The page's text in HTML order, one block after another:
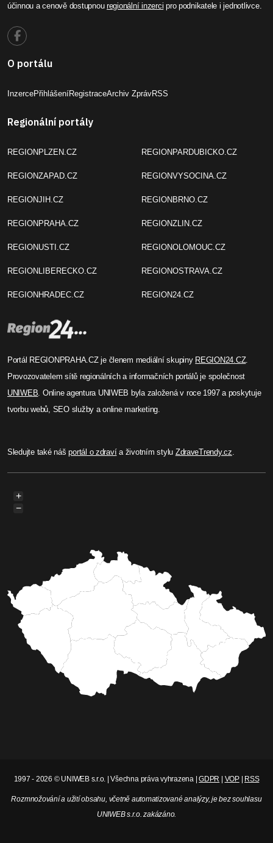
účinnou a cenově dostupnou regionální inzerci pro podnikatele i jednotlivce.
O portálu
InzercePřihlášeníRegistraceArchiv ZprávRSS
Regionální portály
REGIONPLZEN.CZ
REGIONZAPAD.CZ
REGIONJIH.CZ
REGIONPRAHA.CZ
REGIONUSTI.CZ
REGIONLIBERECKO.CZ
REGIONHRADEC.CZ
REGIONPARDUBICKO.CZ
REGIONVYSOCINA.CZ
REGIONBRNO.CZ
REGIONZLIN.CZ
REGIONOLOMOUC.CZ
REGIONOSTRAVA.CZ
REGION24.CZ
Portál REGIONPRAHA.CZ je členem mediální skupiny REGION24.CZ.
Provozovatelem sítě regionálních a informačních portálů je společnost
UNIWEB . Online agentura UNIWEB byla založená v roce 1997 a poskytuje
tvorbu webů, SEO služby a online marketing.
Sledujte také nášportál o zdravía životním stylu ZdraveTrendy.cz
+
−
1997 - 2026 © UNIWEB s.r.o. | Všechna práva vyhrazena |GDPR VOP| RSS
Rozmnožování a užití obsahu, včetně automatizované analýzy, je bez souhlasu
UNIWEB s.r.o. zakázáno.